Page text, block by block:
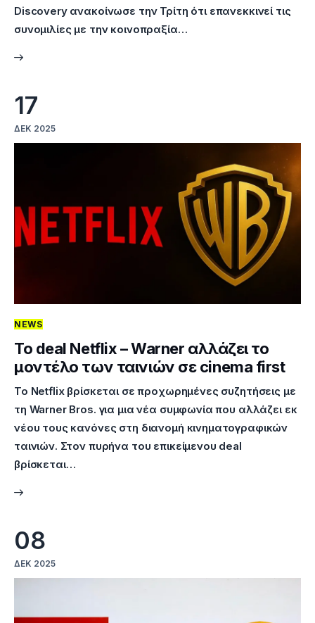
Discovery ανακοίνωσε την Τρίτη ότι επανεκκινεί τις
συνομιλίες με την κοινοπραξία…
17
ΔΕΚ 2025
NEWS
Το deal Netflix – Warner αλλάζει το
μοντέλο των ταινιών σε cinema first
Το Netflix βρίσκεται σε προχωρημένες συζητήσεις με
τη Warner Bros. για μια νέα συμφωνία που αλλάζει εκ
νέου τους κανόνες στη διανομή κινηματογραφικών
ταινιών. Στον πυρήνα του επικείμενου deal
βρίσκεται…
08
ΔΕΚ 2025